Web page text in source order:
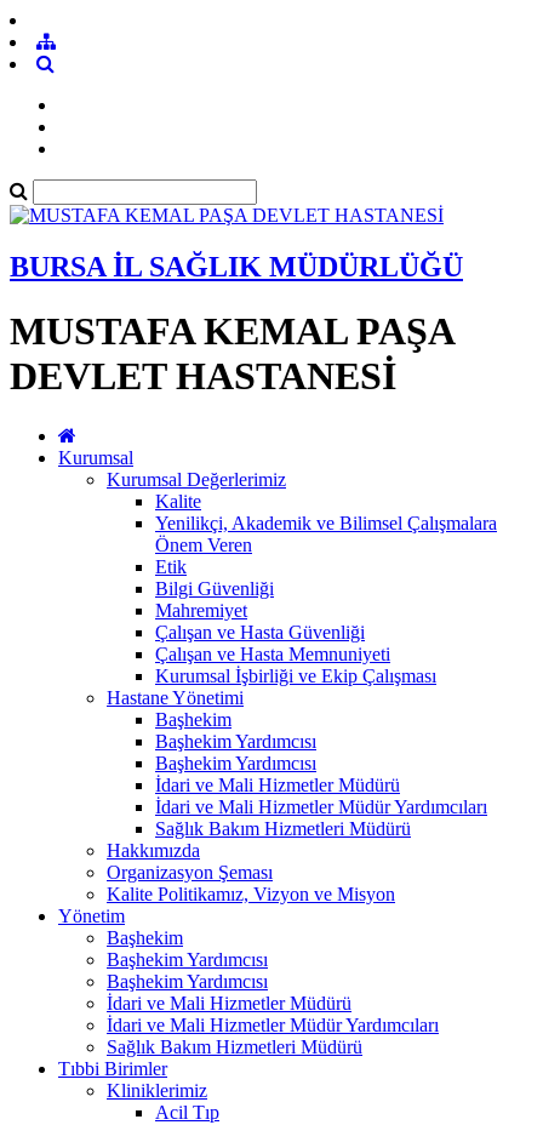
BURSA İL SAĞLIK MÜDÜRLÜĞÜ
MUSTAFA KEMAL PAŞA
DEVLET HASTANESİ
Kurumsal
Kurumsal Değerlerimiz
Kalite
Yenilikçi, Akademik ve Bilimsel Çalışmalara
Önem Veren
Etik
Bilgi Güvenliği
Mahremiyet
Çalışan ve Hasta Güvenliği
Çalışan ve Hasta Memnuniyeti
Kurumsal İşbirliği ve Ekip Çalışması
Hastane Yönetimi
Başhekim
Başhekim Yardımcısı
Başhekim Yardımcısı
İdari ve Mali Hizmetler Müdürü
İdari ve Mali Hizmetler Müdür Yardımcıları
Sağlık Bakım Hizmetleri Müdürü
Hakkımızda
Organizasyon Şeması
Kalite Politikamız, Vizyon ve Misyon
Yönetim
Başhekim
Başhekim Yardımcısı
Başhekim Yardımcısı
İdari ve Mali Hizmetler Müdürü
İdari ve Mali Hizmetler Müdür Yardımcıları
Sağlık Bakım Hizmetleri Müdürü
Tıbbi Birimler
Kliniklerimiz
Acil Tıp